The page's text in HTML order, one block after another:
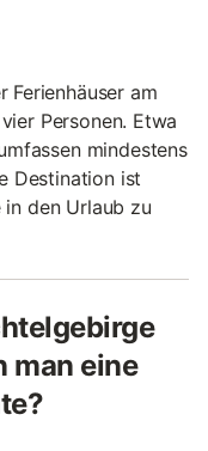
Ferienhäuser am
Personen. Etwa
mindestens
Destination ist
in den Urlaub zu
man eine